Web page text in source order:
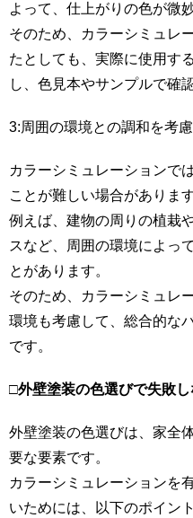
よって、仕上がりの色が微
そのため、カラーシミュレ
たとしても、実際に使用す
し、色見本やサンプルで確
3:周囲の環境との調和を考
カラーシミュレーションで
ことが難しい場合があります
例えば、建物の周りの植栽
スなど、周囲の環境によっ
とがあります。
そのため、カラーシミュレ
環境も考慮して、総合的な
です。
□外壁塗装の色選びで失敗
外壁塗装の色選びは、家全
要な要素です。
カラーシミュレーションを
いためには、以下のポイン